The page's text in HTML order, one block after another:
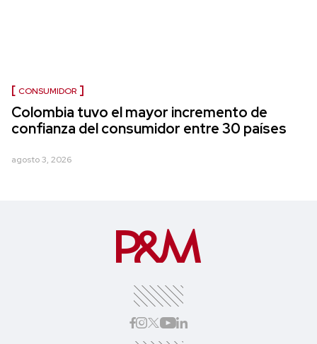
CONSUMIDOR
Colombia tuvo el mayor incremento de
confianza del consumidor entre 30 países
agosto 3, 2026